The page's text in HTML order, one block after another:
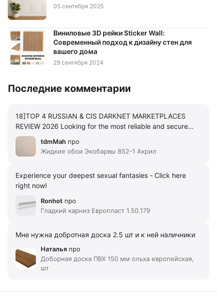
05 сентября 2025
Виниловые 3D рейки Sticker Wall:
Современный подход к дизайну стен для
вашего дома
29 сентября 2024
Последние комментарии
18]TOP 4 RUSSIAN & CIS DARKNET MARKETPLACES
REVIEW 2026 Looking for the most reliable and secure
Russian-speaking darknet marketplaces in 2026? Here's
our comprehensive review of the top 4 platforms that
dominate the underground market scene in Russia,
#2 BLACKSPRUT MARKET Rating: 9.5/10 BlackSprut has
rapidly gained popularity due to its lightning-fast
transactions and excellent vendor vetting process. Known
for its Russian-speaking community, but fully multilingual.
vendor verification system ]Bitcoin (BTC) with maximum
privacy ]Automatic dispute resolution ]Mobile-friendly
design ]No transaction limits Cons: ]Smaller product
selection than Kraken ]Interface can be overwhelming for
Reserve blacksprut, black sprut, блэкспрут, blacksprut
tdmMah про
Жидкие обои Экобарвы 852-1 Акрил
Experience your deepest sexual fantasies - Click here
right now!
Ronhot про
Гладкий карниз Европласт 1.50.179
Мне нужна добротная доска 2.5 шт и к ней наличники
Наталья про
Доборная доска ПВХ 150 мм ольха европейская,
шт